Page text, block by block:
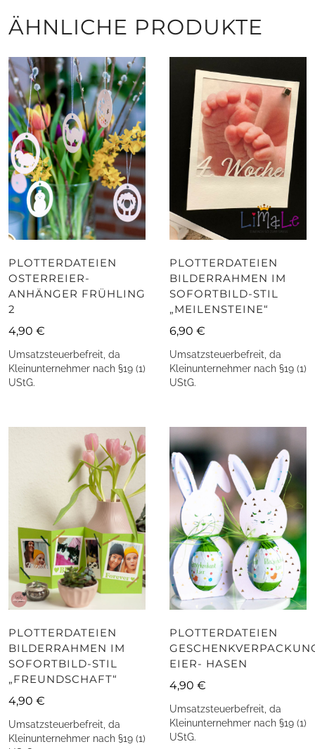
ÄHNLICHE PRODUKTE
PLOTTERDATEIEN
OSTERREIER-
ANHÄNGER FRÜHLING
2
4,90 €
Umsatzsteuerbefreit, da
Kleinunternehmer nach §19 (1)
UStG.
PLOTTERDATEIEN
BILDERRAHMEN IM
SOFORTBILD-STIL
„MEILENSTEINE“
6,90 €
Umsatzsteuerbefreit, da
Kleinunternehmer nach §19 (1)
UStG.
PLOTTERDATEIEN
BILDERRAHMEN IM
SOFORTBILD-STIL
„FREUNDSCHAFT“
4,90 €
Umsatzsteuerbefreit, da
Kleinunternehmer nach §19 (1)
PLOTTERDATEIEN
EIER- HASEN
4,90 €
Umsatzsteuerbefreit, da
Kleinunternehmer nach §19 (1)
UStG.